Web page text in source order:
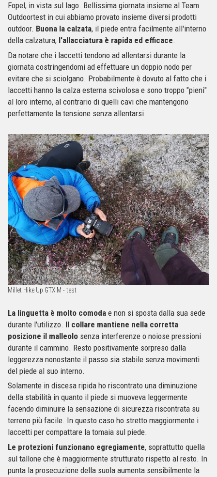
Fopel, in vista sul lago. Bellissima giornata insieme al Team
Outdoortest in cui abbiamo provato insieme diversi prodotti
outdoor. Buona la calzata, il piede entra facilmente all'interno
della calzatura, l'allacciatura è rapida ed efficace.
Da notare che i laccetti tendono ad allentarsi durante la
giornata costringendomi ad effettuare un doppio nodo per
evitare che si sciolgano. Probabilmente è dovuto al fatto che i
laccetti hanno la calza esterna scivolosa e sono troppo "pieni"
al loro interno, al contrario di quelli cavi che mantengono
perfettamente la tensione senza allentarsi.
Millet Hike Up GTX M - test
La linguetta è molto comoda e non si sposta dalla sua sede
durante l'utilizzo. Il collare mantiene nella corretta
posizione il malleolo senza interferenze o noiose pressioni
durante il cammino. Resto positivamente sorpreso dalla
leggerezza nonostante il passo sia stabile senza movimenti
del piede al suo interno.
Solamente in discesa ripida ho riscontrato una diminuzione
della stabilità in quanto il piede si muoveva leggermente
facendo diminuire la sensazione di sicurezza riscontrata su
terreno più facile. In questo caso ho stretto maggiormente i
laccetti per compattare la tomaia sul piede.
Le protezioni funzionano egregiamente, soprattutto quella
sul tallone che è maggiormente strutturato rispetto al resto. In
punta la prosecuzione della suola aumenta sensibilmente la